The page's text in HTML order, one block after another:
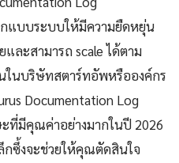
กแบบระบบให้มีความยืดหยุ่น
และสามารถ scale ได้ตาม
ในบริษัทสตาร์ทอัพหรือองค์กร
Documentation Log
ที่มีคุณค่าอย่างมากในปี 2026
กซึ้งจะช่วยให้คุณตัดสินใจ